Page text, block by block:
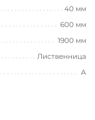
40 мм
600 мм
1900 мм
Лиственница
А